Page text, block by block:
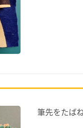
筆先をたば